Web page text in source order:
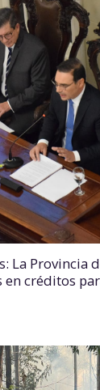
La Provincia
créditos